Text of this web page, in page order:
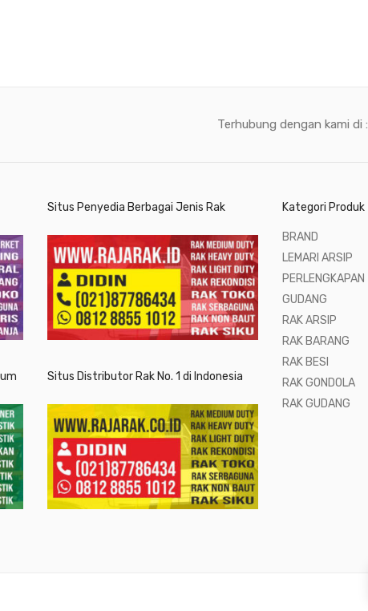
Terhubung dengan kami di :
Situs Penyedia Berbagai Jenis Rak
Situs Distributor Rak No. 1 di Indonesia
Kategori Produk
BRAND
LEMARI ARSIP
PERLENGKAPAN
GUDANG
RAK ARSIP
RAK BARANG
RAK BESI
RAK GONDOLA
RAK GUDANG